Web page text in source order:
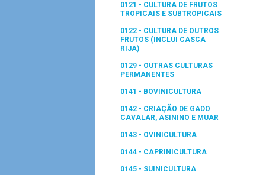
0121 - CULTURA DE FRUTOS
TROPICAIS E SUBTROPICAIS
0122 - CULTURA DE OUTROS
FRUTOS (INCLUI CASCA
RIJA)
0129 - OUTRAS CULTURAS
PERMANENTES
0141 - BOVINICULTURA
0142 - CRIAÇÃO DE GADO
CAVALAR, ASININO E MUAR
0143 - OVINICULTURA
0144 - CAPRINICULTURA
0145 - SUINICULTURA